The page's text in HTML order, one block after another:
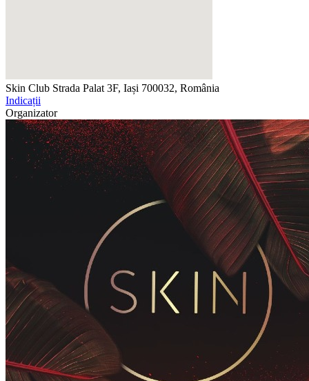
Skin Club Strada Palat 3F, Iași 700032, România
Indicații
Organizator